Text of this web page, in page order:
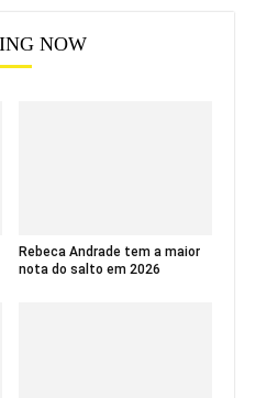
NOW
Rebeca Andrade tem a maior
nota do salto em 2026